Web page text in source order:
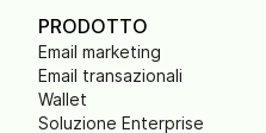
PRODOTTO
Email marketing
Email transazionali
Wallet
Soluzione Enterprise